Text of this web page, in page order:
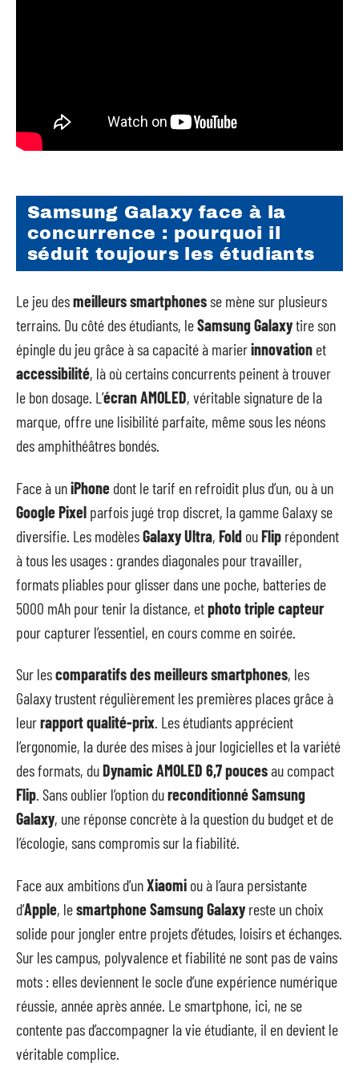
Samsung Galaxy face à la
concurrence : pourquoi il
séduit toujours les étudiants
Le jeu desmeilleurs smartphonesse mène sur plusieurs
terrains. Du côté des étudiants, leSamsung Galaxytire son
épingle du jeu grâce à sa capacité à marierinnovation et
accessibilité, là où certains concurrents peinent à trouver
le bon dosage. L’écran AMOLED, véritable signature de la
marque, offre une lisibilité parfaite, même sous les néons
des amphithéâtres bondés.
Face à uniPhone dont le tarif en refroidit plus d’un, ou à un
Google Pixel parfois jugé trop discret, la gamme Galaxy se
diversifie. Les modèlesGalaxy Ultra, Fold ouFlip répondent
à tous les usages : grandes diagonales pour travailler,
formats pliables pour glisser dans une poche, batteries de
5000 mAh pour tenir la distance, etphoto triple capteur
pour capturer l’essentiel, en cours comme en soirée.
Sur lescomparatifs des meilleurs smartphones, les
Galaxy trustent régulièrement les premières places grâce à
leurrapport qualité-prix. Les étudiants apprécient
l’ergonomie, la durée des mises à jour logicielles et la variété
des formats, duDynamic AMOLED 6,7 poucesau compact
Flip. Sans oublier l’option dureconditionné Samsung
Galaxy, une réponse concrète à la question du budget et de
l’écologie, sans compromis sur la fiabilité.
Face aux ambitions d’unXiaomi ou à l’aura persistante
d’Apple, lesmartphone Samsung Galaxyreste un choix
solide pour jongler entre projets d’études, loisirs et échanges.
Sur les campus, polyvalence et fiabilité ne sont pas de vains
mots : elles deviennent le socle d’une expérience numérique
réussie, année après année. Le smartphone, ici, ne se
contente pas d’accompagner la vie étudiante, il en devient le
véritable complice.